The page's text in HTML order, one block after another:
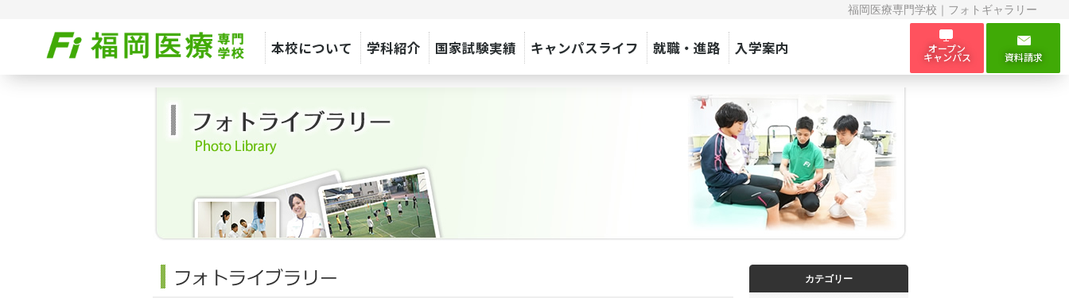
福岡医療専門学校｜フォトギャラリー
本校について 学科紹介 国家試験実績 キャンパスライフ 就職・進路 入学案内 オープン
キャンパス 資料請求
カテゴリー